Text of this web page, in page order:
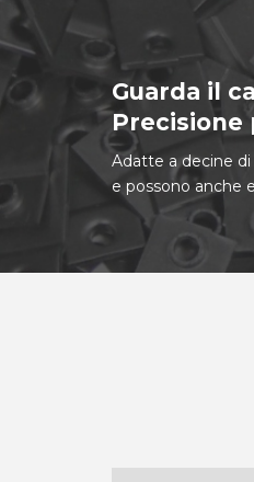
Guarda il
Precisione
Adatte a decine
e possono anche